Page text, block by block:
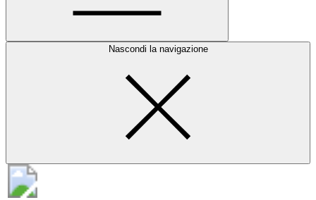
Nascondi la navigazione